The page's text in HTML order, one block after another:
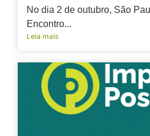
No dia 2 de outubro, São
Encontro...
Leia mais